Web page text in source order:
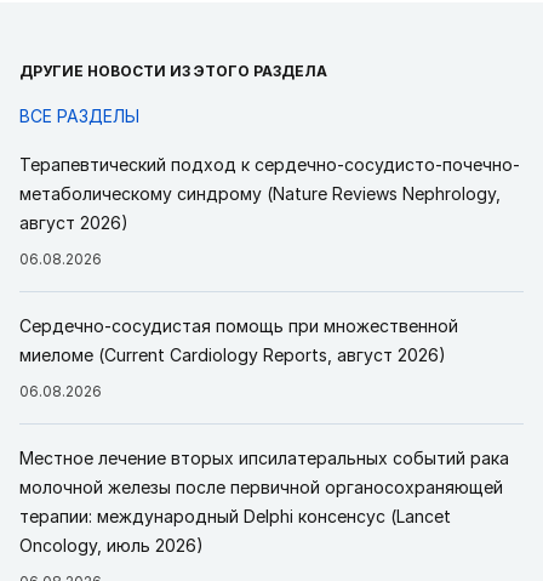
ДРУГИЕ НОВОСТИ ИЗ ЭТОГО РАЗДЕЛА
ВСЕ РАЗДЕЛЫ
Терапевтический подход к сердечно-сосудисто-почечно-
метаболическому синдрому (Nature Reviews Nephrology,
август 2026)
06.08.2026
Сердечно-сосудистая помощь при множественной
миеломе (Current Cardiology Reports, август 2026)
06.08.2026
Местное лечение вторых ипсилатеральных событий рака
молочной железы после первичной органосохраняющей
терапии: международный Delphi консенсус (Lancet
Oncology, июль 2026)